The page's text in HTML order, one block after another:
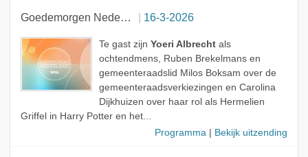
Goedemorgen Nederland 16-3-2026
Te gast zijn Yoeri Albrechtals
ochtendmens, Ruben Brekelmans en
gemeenteraadslid Milos Boksam over de
gemeenteraadsverkiezingen en Carolina
Dijkhuizen over haar rol als Hermelien
Griffel in Harry Potter en het...
Programma
Bekijk uitzending